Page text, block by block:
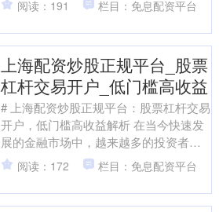
资交易前的必修课。本文将....
阅读：191 栏目：免息配资平台
上海配资炒股正规平台_股票
杠杆交易开户_低门槛高收益
# 上海配资炒股正规平台：股票杠杆交易
开户，低门槛高收益解析 在当今快速发
展的金融市场中，越来越多的投资者寻
求通过杠杆交易来放大投资收益。上海
作为中国的金融中心....
阅读：172 栏目：免息配资平台